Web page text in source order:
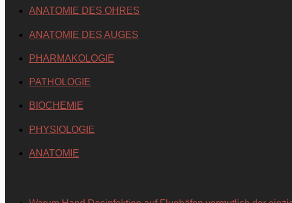
ANATOMIE DES OHRES
ANATOMIE DES AUGES
PHARMAKOLOGIE
PATHOLOGIE
BIOCHEMIE
PHYSIOLOGIE
ANATOMIE